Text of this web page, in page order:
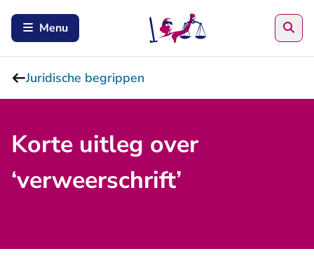
Menu
Juridische begrippen
Korte uitleg over
‘verweerschrift’